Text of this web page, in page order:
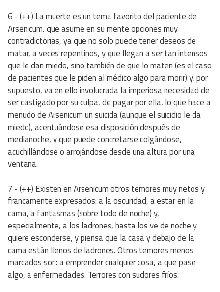
6 - (++) La muerte es un tema favorito del paciente de
Arsenicum, que asume en su mente opciones muy
contradictorias, ya que no solo puede tener deseos de
matar, a veces repentinos, y que llegan a ser tan intensos
que le dan miedo, sino también de que lo maten (es el caso
de pacientes que le piden al médico algo para morir) y, por
supuesto, va en ello involucrada la imperiosa necesidad de
ser castigado por su culpa, de pagar por ella, lo que hace a
menudo de Arsenicum un suicida (aunque el suicidio le da
miedo), acentuándose esa disposición después de
medianoche, y que puede concretarse colgándose,
acuchillándose o arrojándose desde una altura por una
ventana.
7 - (++) Existen en Arsenicum otros temores muy netos y
francamente expresados: a la oscuridad, a estar en la
cama, a fantasmas (sobre todo de noche) y,
especialmente,a los ladrones, hasta los ve de noche y
quiere esconderse, y piensa que la casa y debajo de la
cama están llenos de ladrones. Otros temores menos
marcados son: a emprender cualquier cosa, a que pase
algo, a enfermedades. Terrores con sudores fríos.